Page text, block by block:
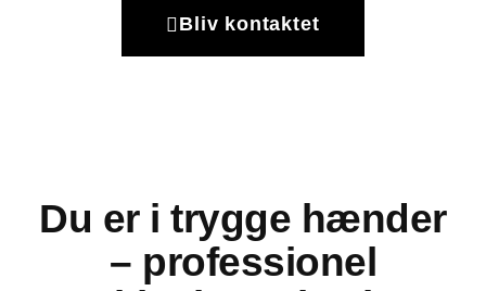
Bliv kontaktet
Du er i trygge hænder
– professionel